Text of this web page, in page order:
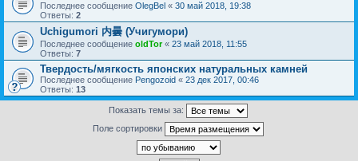
Последнее сообщение OlegBel « 30 май 2018, 19:38
Ответы: 2
Uchigumori 内曇 (Учигумори)
Последнее сообщение oldTor« 23 май 2018, 11:55
Ответы: 7
Твердость/мягкость японских натуральных камней
Последнее сообщение Pengozoid « 23 дек 2017, 00:46
Ответы: 13
Показать темы за:
Поле сортировки